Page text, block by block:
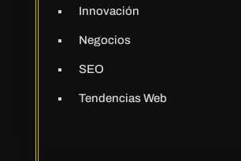
Innovación
Negocios
SEO
Tendencias Web